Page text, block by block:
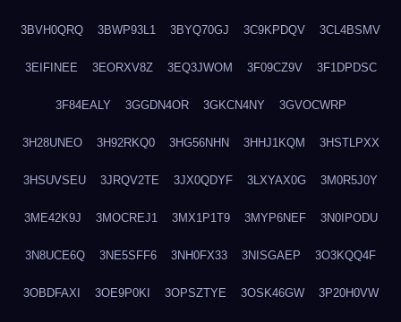
3BVH0QRQ 3BWP93L1 3BYQ70GJ 3C9KPDQV 3CL4BSMV
3EIFINEE 3EORXV8Z 3EQ3JWOM 3F09CZ9V 3F1DPDSC
3F84EALY 3GGDN4OR 3GKCN4NY 3GVOCWRP
3H28UNEO 3H92RKQ0 3HG56NHN 3HHJ1KQM 3HSTLPXX
3HSUVSEU 3JRQV2TE 3JX0QDYF 3LXYAX0G 3M0R5J0Y
3ME42K9J 3MOCREJ1 3MX1P1T9 3MYP6NEF 3N0IPODU
3N8UCE6Q 3NE5SFF6 3NH0FX33 3NISGAEP 3O3KQQ4F
3OBDFAXI 3OE9P0KI 3OPSZTYE 3OSK46GW 3P20H0VW